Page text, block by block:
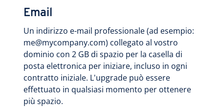
Email
Un indirizzo e-mail professionale (ad esempio:
me@mycompany.com) collegato al vostro
dominio con 2 GB di spazio per la casella di
posta elettronica per iniziare, incluso in ogni
contratto iniziale. L'upgrade può essere
effettuato in qualsiasi momento per ottenere
più spazio.